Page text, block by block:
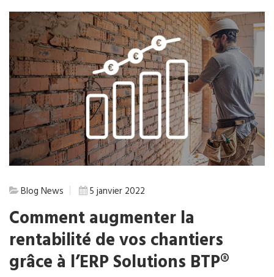
Blog News 5 janvier 2022
Comment augmenter la
rentabilité de vos chantiers
grâce à l’ERP Solutions BTP®